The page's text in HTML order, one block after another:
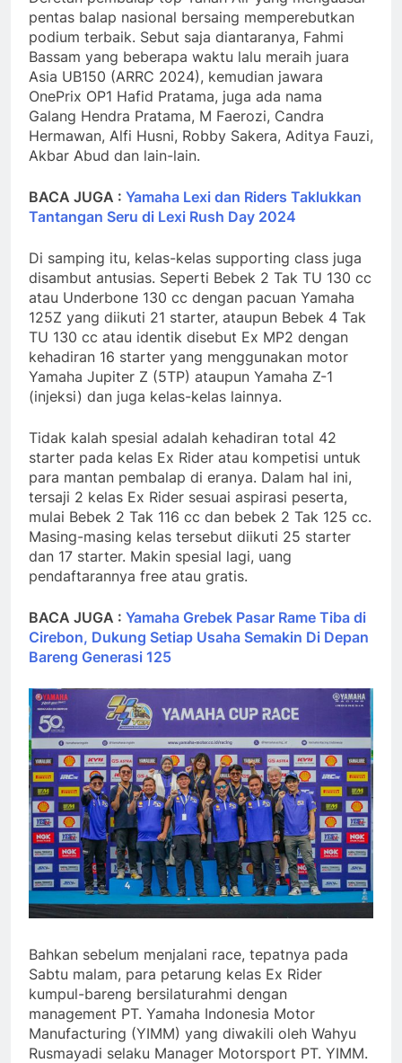
pentas balap nasional bersaing memperebutkan
podium terbaik. Sebut saja diantaranya, Fahmi
Bassam yang beberapa waktu lalu meraih juara
Asia UB150 (ARRC 2024), kemudian jawara
OnePrix OP1 Hafid Pratama, juga ada nama
Galang Hendra Pratama, M Faerozi, Candra
Hermawan, Alfi Husni, Robby Sakera, Aditya Fauzi,
Akbar Abud dan lain-lain.
BACA JUGA : Yamaha Lexi dan Riders Taklukkan
Tantangan Seru di Lexi Rush Day 2024
Di samping itu, kelas-kelas supporting class juga
disambut antusias. Seperti Bebek 2 Tak TU 130 cc
atau Underbone 130 cc dengan pacuan Yamaha
125Z yang diikuti 21 starter, ataupun Bebek 4 Tak
TU 130 cc atau identik disebut Ex MP2 dengan
kehadiran 16 starter yang menggunakan motor
Yamaha Jupiter Z (5TP) ataupun Yamaha Z-1
(injeksi) dan juga kelas-kelas lainnya.
Tidak kalah spesial adalah kehadiran total 42
starter pada kelas Ex Rider atau kompetisi untuk
para mantan pembalap di eranya. Dalam hal ini,
tersaji 2 kelas Ex Rider sesuai aspirasi peserta,
mulai Bebek 2 Tak 116 cc dan bebek 2 Tak 125 cc.
Masing-masing kelas tersebut diikuti 25 starter
dan 17 starter. Makin spesial lagi, uang
pendaftarannya free atau gratis.
BACA JUGA : Yamaha Grebek Pasar Rame Tiba di
Cirebon, Dukung Setiap Usaha Semakin Di Depan
Bareng Generasi 125
Bahkan sebelum menjalani race, tepatnya pada
Sabtu malam, para petarung kelas Ex Rider
kumpul-bareng bersilaturahmi dengan
management PT. Yamaha Indonesia Motor
Manufacturing (YIMM) yang diwakili oleh Wahyu
Rusmayadi selaku Manager Motorsport PT. YIMM.